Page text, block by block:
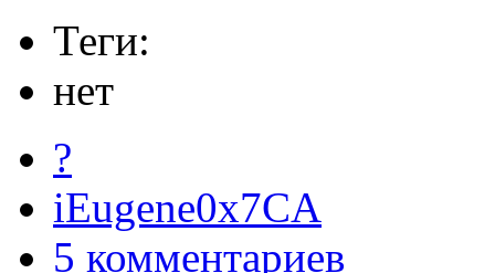
Теги:
нет
?
iEugene0x7CA
5 комментариев